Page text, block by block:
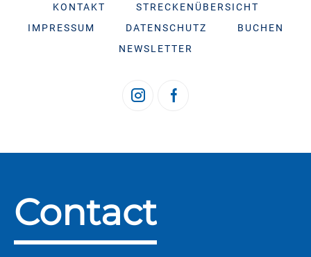
KONTAKT
STRECKENÜBERSICHT
IMPRESSUM
DATENSCHUTZ
BUCHEN
NEWSLETTER
Contact